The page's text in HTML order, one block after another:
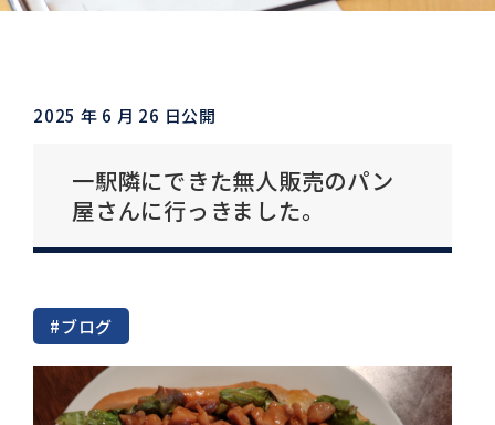
2025 年 6 月 26 日公開
一駅隣にできた無人販売のパン
屋さんに行っきました。
#ブログ